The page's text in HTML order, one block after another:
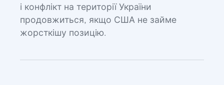
і конфлікт на території України
продовжиться, якщо США не займе
жорсткішу позицію.